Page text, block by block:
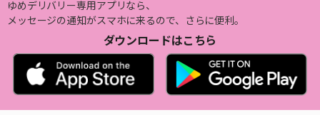
ゆめデリバリー専用アプリなら、
メッセージの通知がスマホに来るので、さらに便利。
ダウンロードはこちら